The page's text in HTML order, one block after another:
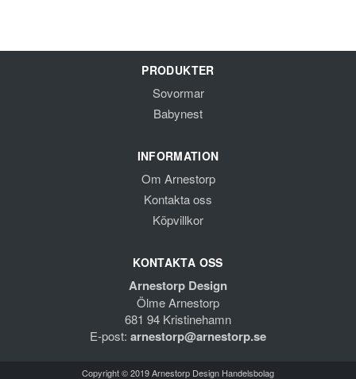
PRODUKTER
Sovormar
Babynest
INFORMATION
Om Arnestorp
Kontakta oss
Köpvillkor
KONTAKTA OSS
Arnestorp Design
Ölme Arnestorp
681 94 Kristinehamn
E-post: arnestorp@arnestorp.se
Copyright © 2019 Arnestorp Design Handelsbolag